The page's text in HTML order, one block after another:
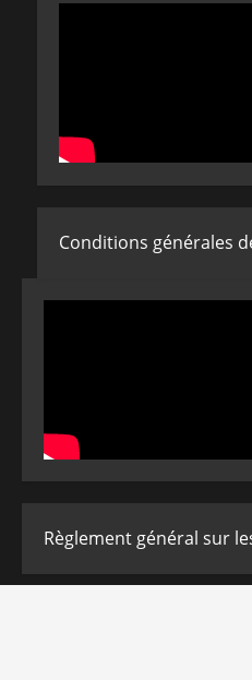
Conditions générales
Règlement général sur